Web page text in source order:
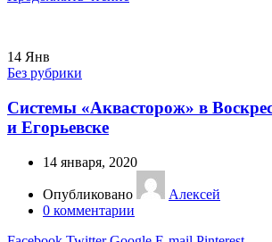
14 Янв
Без рубрики
Системы «Аквасторож» в
и Егорьевске
14 января, 2020
Опубликовано
Алексей
0 комментарии